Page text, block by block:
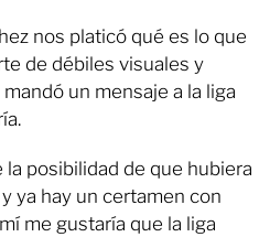
nos platicó qué es lo que
de débiles visuales y
un mensaje a la liga
la posibilidad de que hubiera
ya hay un certamen con
me gustaría que la liga